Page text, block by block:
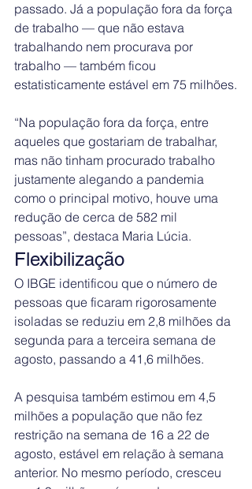
passado. Já a população fora da força
de trabalho — que não estava
trabalhando nem procurava por
trabalho — também ficou
estatisticamente estável em 75 milhões.
“Na população fora da força, entre
aqueles que gostariam de trabalhar,
mas não tinham procurado trabalho
justamente alegando a pandemia
como o principal motivo, houve uma
redução de cerca de 582 mil
pessoas”, destaca Maria Lúcia.
Flexibilização
O IBGE identificou que o número de
pessoas que ficaram rigorosamente
isoladas se reduziu em 2,8 milhões da
segunda para a terceira semana de
agosto, passando a 41,6 milhões.
A pesquisa também estimou em 4,5
milhões a população que não fez
restrição na semana de 16 a 22 de
agosto, estável em relação à semana
anterior. No mesmo período, cresceu